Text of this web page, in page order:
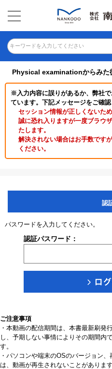
キーワードを入力してください
Physical examinationからみた
※入力内容に誤りがあるか、弊社
ています。下記メッセージをご確認
セッション情報が正しくないた
誠に恐れ入りますが一度ブラウ
たします。
解決されない場合はお手数です
ください。
認
パスワードを入力してください。
認証パスワード：
ご注意事項
・本動画の配信期間は、本書最新刷発
し、予期しない事情によりその期間内
す。
・パソコンや端末のOSのバージョン
は、動画が再生されないことがあります